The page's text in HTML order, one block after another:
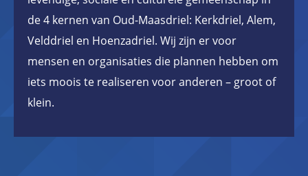
de 4 kernen van Oud-Maasdriel: Kerkdriel, Alem,
Velddriel en Hoenzadriel. Wij zijn er voor
mensen en organisaties die plannen hebben om
iets moois te realiseren voor anderen – groot of
klein.